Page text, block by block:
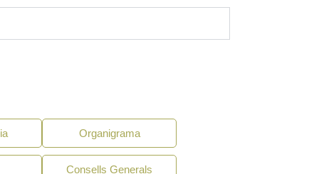
Organigrama
Consells Generals